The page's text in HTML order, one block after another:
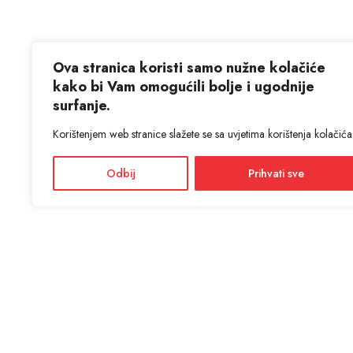
Ova stranica koristi samo nužne kolačiće
kako bi Vam omogućili bolje i ugodnije
surfanje.
Korištenjem web stranice slažete se sa uvjetima korištenja kolačića
Odbij Prihvati sve